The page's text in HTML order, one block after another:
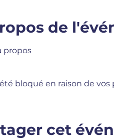
de
propos
bloqué en raison de
cet